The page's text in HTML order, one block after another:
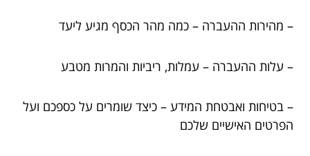
– מהירות ההעברה – כמה מהר הכסף מגיע ליעד
– עלות ההעברה – עמלות, ריביות והמרות מטבע
– בטיחות ואבטחת המידע – כיצד שומרים על כספכם ועל
הפרטים האישיים שלכם